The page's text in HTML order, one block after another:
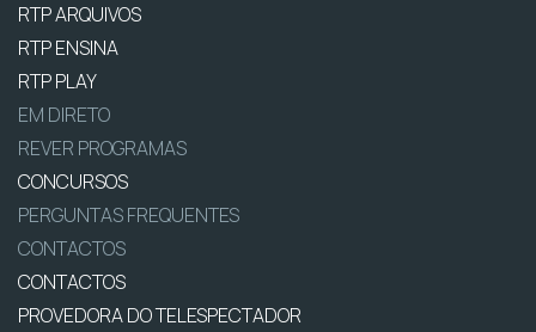
RTP ARQUIVOS
RTP ENSINA
RTP PLAY
EM DIRETO
REVER PROGRAMAS
CONCURSOS
PERGUNTAS FREQUENTES
CONTACTOS
CONTACTOS
PROVEDORA DO TELESPECTADOR